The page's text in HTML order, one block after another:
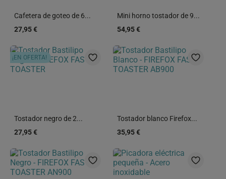
Cafetera de goteo de 6...
27,95 €
Mini horno tostador de 9...
54,95 €
Tostador negro de 2...
27,95 €
¡EN OFERTA!
Tostador blanco Firefox...
35,95 €